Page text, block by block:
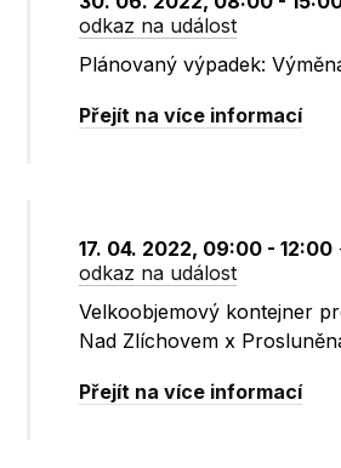
odkaz na událost
Plánovaný výpadek:
Přejít na více informací
17. 04. 2022, 09:00 - 12:00
odkaz na událost
Velkoobjemový kontejner
Nad Zlíchovem x
Přejít na více informací